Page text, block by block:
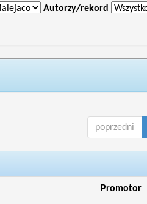
Autorzy/rekord
poprzedni
Promotor